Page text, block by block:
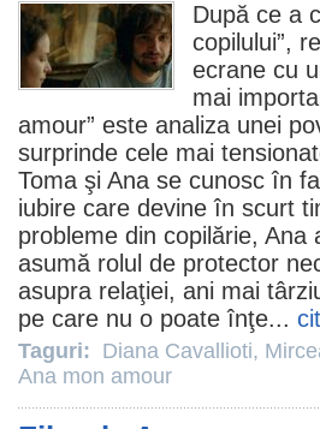
După ce a
copilului”,
ecrane cu
mai
amour” este analiza unei
surprinde cele mai
Toma şi Ana se cunosc în
iubire care devine în scurt
probleme din copilărie,
asumă rolul de protector
asupra relaţiei, ani mai
pe care nu o poate înţe...
Taguri: Diana Cavallioti,
Ana mon amour